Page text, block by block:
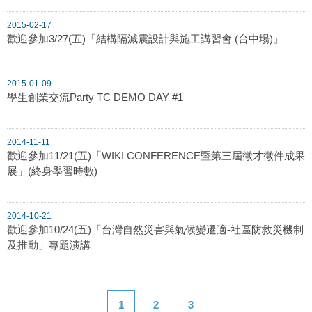
2015-02-17
歡迎參加3/27(五)「結構隔減震設計與施工講習會 (台中場)」
2015-01-09
學生創業交流Party TC DEMO DAY #1
2014-11-11
歡迎參加11/21(五)「WIKI CONFERENCE暨第三屆徵才徵件成果
展」(終身學習時數)
2014-10-21
歡迎參加10/24(五)「台灣自然災害與氣候變遷適-社區防救災機制
及推動」專題演講
1 2 3